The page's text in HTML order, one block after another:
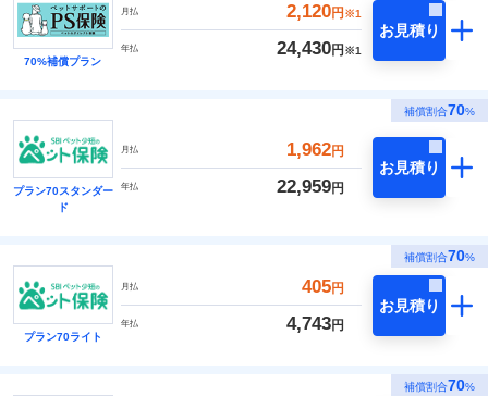
70%補償プラン
月払 2,120円 ※1
年払 24,430円 ※1
お見積り
補償割合70%
プラン70スタンダー
ド
月払 1,962円
年払 22,959円
お見積り
補償割合70%
プラン70ライト
月払 405円
年払 4,743円
お見積り
補償割合70%